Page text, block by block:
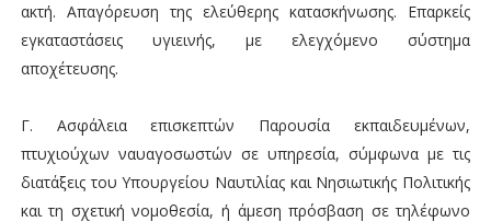
ακτή. Απαγόρευση της ελεύθερης κατασκήνωσης. Επαρκείς
εγκαταστάσεις υγιεινής, με ελεγχόμενο σύστημα
αποχέτευσης.
Γ. Ασφάλεια επισκεπτών Παρουσία εκπαιδευμένων,
πτυχιούχων ναυαγοσωστών σε υπηρεσία, σύμφωνα με τις
διατάξεις του Υπουργείου Ναυτιλίας και Νησιωτικής Πολιτικής
και τη σχετική νομοθεσία, ή άμεση πρόσβαση σε τηλέφωνο